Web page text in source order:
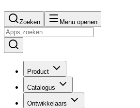
Zoeken Menu openen
Product
Catalogus
Ontwikkelaars